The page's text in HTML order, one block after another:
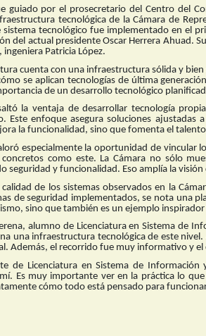
guiado por el prosecretario del Centro del
tecnológica de la Cámara de
sistema tecnológico fue implementado en el
del actual presidente Oscar Herrera Ahuad.
Patricia López.
cuenta con una infraestructura sólida y
se aplican tecnologías de última
de un desarrollo tecnológico
la ventaja de desarrollar tecnología
Este enfoque asegura soluciones ajustadas
la funcionalidad, sino que fomenta el talento
especialmente la oportunidad de
como este. La Cámara no sólo
seguridad y funcionalidad. Eso amplía la
de los sistemas observados en la
de seguridad implementados, se nota una
sino que también es un ejemplo
alumno de Licenciatura en Sistema de
una infraestructura tecnológica de este
Además, el recorrido fue muy informativo y
de Licenciatura en Sistema de
Es muy importante ver en la práctica lo
cómo todo está pensado para